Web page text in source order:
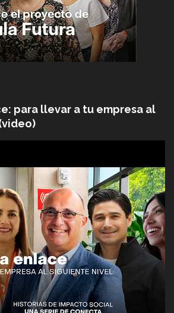
para llevar a tu empresa al